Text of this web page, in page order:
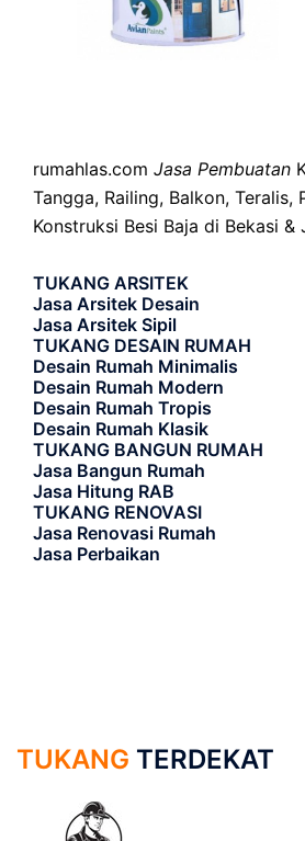
rumahlas.com Jasa Pembuatan
Tangga, Railing, Balkon, Teralis,
Konstruksi Besi Baja di Bekasi &
TUKANG ARSITEK
Jasa Arsitek Desain
Jasa Arsitek Sipil
TUKANG DESAIN RUMAH
Desain Rumah Minimalis
Desain Rumah Modern
Desain Rumah Tropis
Desain Rumah Klasik
TUKANG BANGUN RUMAH
Jasa Bangun Rumah
Jasa Hitung RAB
TUKANG RENOVASI
Jasa Renovasi Rumah
Jasa Perbaikan
TUKANG TERDEKAT